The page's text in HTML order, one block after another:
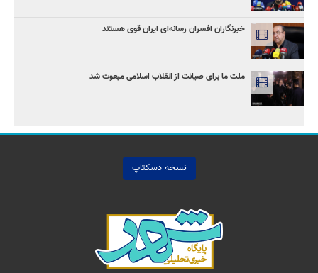
خبرنگاران افسران رسانه‌ای ایران قوی هستند
ملت ما برای صیانت از انقلاب اسلامی مبعوث شد
نسخه دسکتاپ